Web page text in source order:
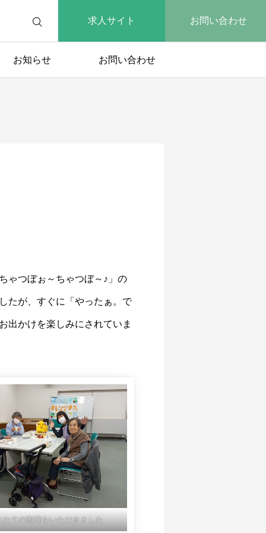
求人サイト お問い合わせ
お知らせ お問い合わせ
ゃつぼぉ～ちゃつぼ～♪」の
たが、すぐに「やったぁ。で
出かけを楽しみにされていま
たての珈琲をいただきました